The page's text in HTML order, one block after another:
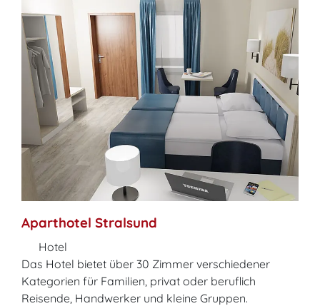
Aparthotel Stralsund
Hotel
Das Hotel bietet über 30 Zimmer verschiedener
Kategorien für Familien, privat oder beruflich
Reisende, Handwerker und kleine Gruppen.